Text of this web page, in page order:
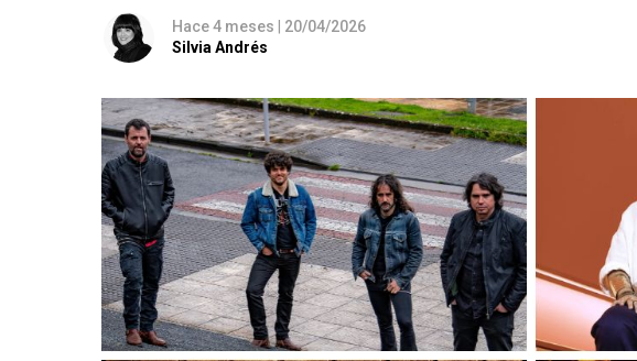
Hace 4 meses | 20/04/2026
Silvia Andrés